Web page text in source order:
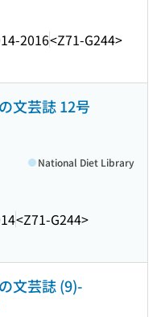
2016<Z71-G244>
文芸誌 12号
<Z71-G244>
National Diet Library
文芸誌 (9)-